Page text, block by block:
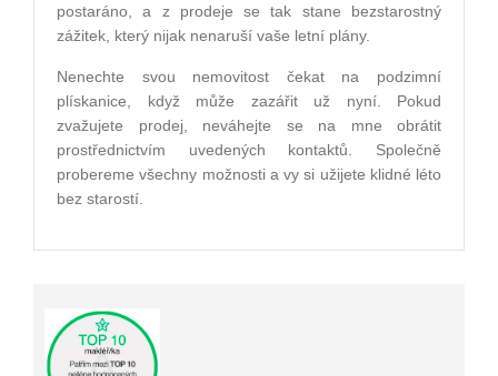
postaráno, a z prodeje se tak stane bezstarostný
zážitek, který nijak nenaruší vaše letní plány.
Nenechte svou nemovitost čekat na podzimní
plískanice, když může zazářit už nyní. Pokud
zvažujete prodej, neváhejte se na mne obrátit
prostřednictvím uvedených kontaktů. Společně
probereme všechny možnosti a vy si užijete klidné léto
bez starostí.